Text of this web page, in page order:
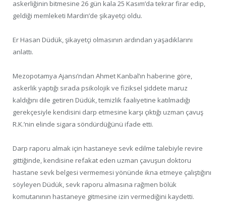
askerliğinin bitmesine 26 gün kala 25 Kasım’da tekrar firar edip,
geldiği memleketi Mardin’de şikayetçi oldu.
Er Hasan Düdük, şikayetçi olmasının ardından yaşadıklarını
anlattı.
Mezopotamya Ajansı’ndan Ahmet Kanbal’ın haberine göre,
askerlik yaptığı sırada psikolojik ve fiziksel şiddete maruz
kaldığını dile getiren Düdük, temizlik faaliyetine katılmadığı
gerekçesiyle kendisini darp etmesine karşı çıktığı uzman çavuş
R.K.’nin elinde sigara söndürdüğünü ifade etti.
Darp raporu almak için hastaneye sevk edilme talebiyle revire
gittiğinde, kendisine refakat eden uzman çavuşun doktoru
hastane sevk belgesi vermemesi yönünde ikna etmeye çalıştığını
söyleyen Düdük, sevk raporu almasına rağmen bölük
komutanının hastaneye gitmesine izin vermediğini kaydetti.